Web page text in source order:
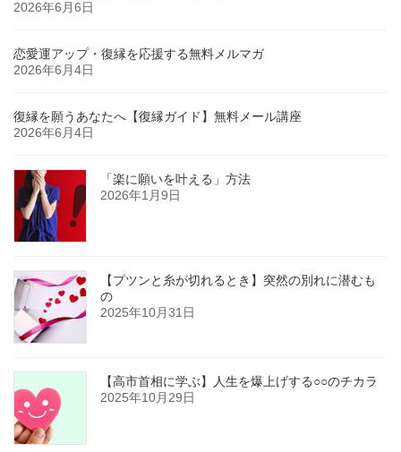
2026年6月6日
恋愛運アップ・復縁を応援する無料メルマガ
2026年6月4日
復縁を願うあなたへ【復縁ガイド】無料メール講座
2026年6月4日
「楽に願いを叶える」方法
2026年1月9日
【プツンと糸が切れるとき】突然の別れに潜むも
の
2025年10月31日
【高市首相に学ぶ】人生を爆上げする○○のチカラ
2025年10月29日